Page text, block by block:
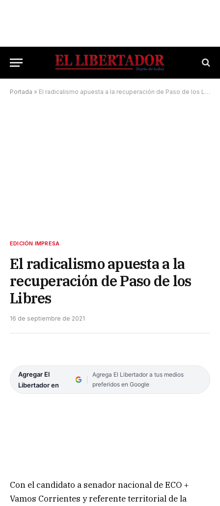
Portada » El radicalismo apuesta a la recuperación de Paso de los Libres
EDICIÓN IMPRESA
El radicalismo apuesta a la
recuperación de Paso de los
Libres
16 de septiembre de 2021
Agregar El
Libertador en
Agrega El Libertador a tus medios
preferidos en Google
Con el candidato a senador nacional de ECO +
Vamos Corrientes y referente territorial de la